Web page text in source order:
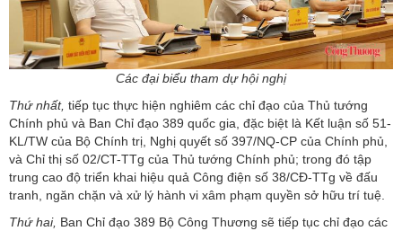
Các đại biểu tham dự hội nghị
Thứ nhất, tiếp tục thực hiện nghiêm các chỉ đạo của Thủ tướng
Chính phủ và Ban Chỉ đạo 389 quốc gia, đặc biệt là Kết luận số 51-
KL/TW của Bộ Chính trị, Nghị quyết số 397/NQ-CP của Chính phủ,
và Chỉ thị số 02/CT-TTg của Thủ tướng Chính phủ; trong đó tập
trung cao độ triển khai hiệu quả Công điện số 38/CĐ-TTg về đấu
tranh, ngăn chặn và xử lý hành vi xâm phạm quyền sở hữu trí tuệ.
Thứ hai, Ban Chỉ đạo 389 Bộ Công Thương sẽ tiếp tục chỉ đạo các